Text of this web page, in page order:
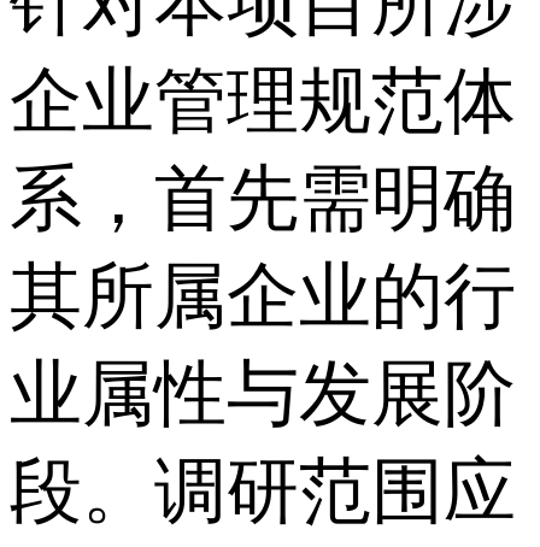
企业管理规范体
系，首先需明确
其所属企业的行
业属性与发展阶
段。调研范围应